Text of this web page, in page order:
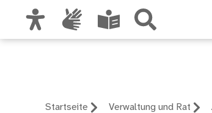
Startseite Verwaltung und Rat